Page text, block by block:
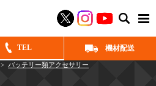
TEL 機材配送
> バッテリー類アクセサリー